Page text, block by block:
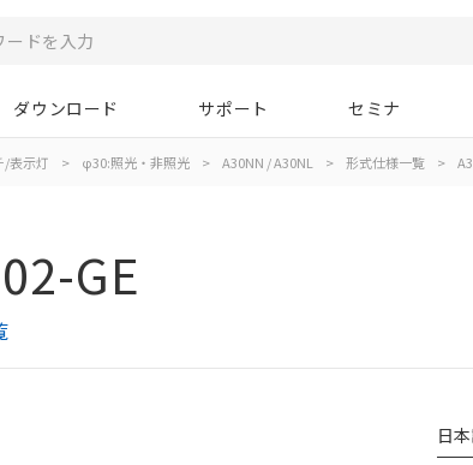
ダウンロード サポート セミナ
/表示灯 > φ30:照光・非照光 > A30NN / A30NL > 形式仕様一覧 >
GE
日